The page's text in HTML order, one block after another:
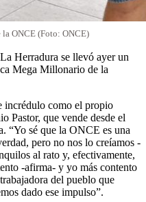
ONCE (Foto: ONCE)
Herradura se llevó ayer un
Mega Millonario de la
incrédulo como el propio
Pastor, que vende desde el
“Yo sé que la ONCE es una
pero no nos lo creíamos -
al rato y, efectivamente,
-afirma- y yo más contento
del pueblo que
dado ese impulso”.